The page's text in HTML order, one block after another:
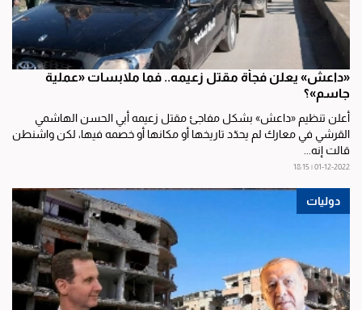
«داعش» يعلن فجأة مقتل زعيمه.. فما ملابسات «عملية
جاسم»؟
أعلن تنظيم «داعش» بشكل مفاجئ مقتل زعيمه أبي الحسن الهاشمي
القرشي في معارك لم يحدّد تاريخها أو مكانها أو خصمه فيها، لكن واشنطن
قالت إنه...
01-12-2022 | 18:15
دوليات